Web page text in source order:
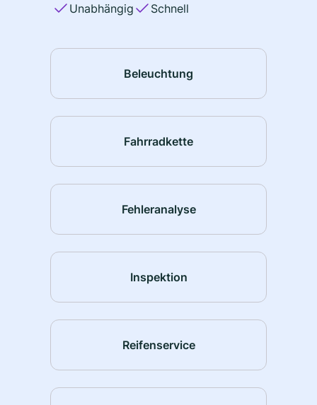
Unabhängig
Schnell
Beleuchtung
Fahrradkette
Fehleranalyse
Inspektion
Reifenservice